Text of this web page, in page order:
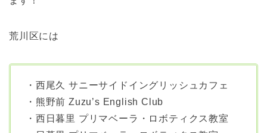
荒川区には
・西尾久 サニーサイドイングリッシュカフェ
・熊野前 Zuzu’s English Club
・西日暮里 プリマベーラ・ロボティクス教室